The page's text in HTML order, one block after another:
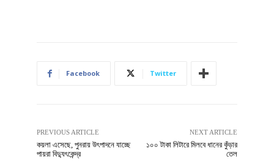
Facebook Twitter
PREVIOUS ARTICLE
কয়লা এসেছে, পুনরায় উৎপাদনে যাচ্ছে
পায়রা বিদ্যুৎকেন্দ্র
NEXT ARTICLE
১০০ টাকা লিটারে মিলবে ধানের কুঁড়ার
তেল